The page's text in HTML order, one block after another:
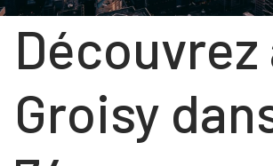
NOS PRODUITS PVC
COULISSANTS
PORTES
NOS PRODUITS ALUMINIUM
FENÊTRES
Contact
Découvrez
Groisy